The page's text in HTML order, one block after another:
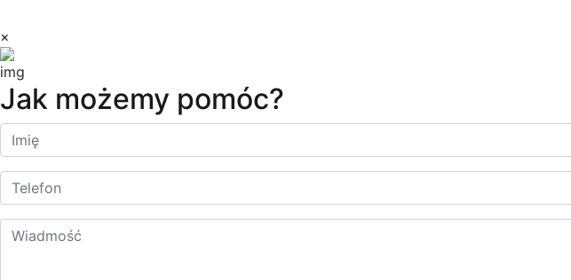
×
Jak możemy pomóc?